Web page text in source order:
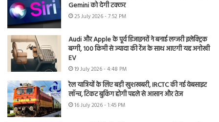
Gemini को देगी टक्कर
25 July 2026 - 7:52 PM
Audi और Apple के पूर्व डिजाइनरों ने बनाई लग्जरी इलेक्ट्रिक
बग्गी, 100 किमी से ज्यादा की रेंज के साथ आएगी यह अनोखी
EV
19 July 2026 - 4:48 PM
रेल यात्रियों के लिए बड़ी खुशखबरी, IRCTC की नई वेबसाइट
लॉन्च, टिकट बुकिंग होगी पहले से आसान और तेज
16 July 2026 - 1:45 PM